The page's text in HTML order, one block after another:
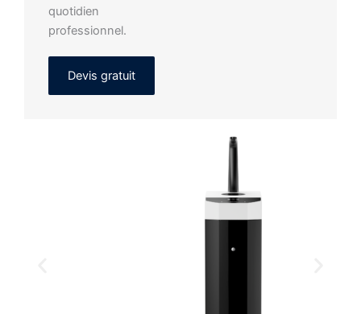
quotidien
professionnel.
Devis gratuit